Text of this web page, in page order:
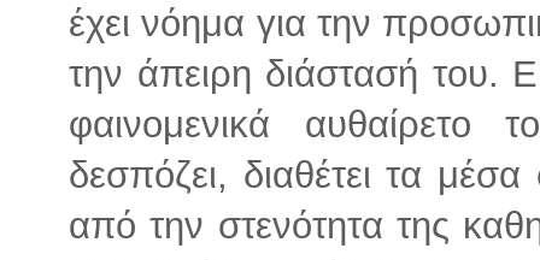
έχει νόημα για την
την άπειρη διάστασή του.
φαινομενικά
δεσπόζει, διαθέτει τα
από την στενότητα της